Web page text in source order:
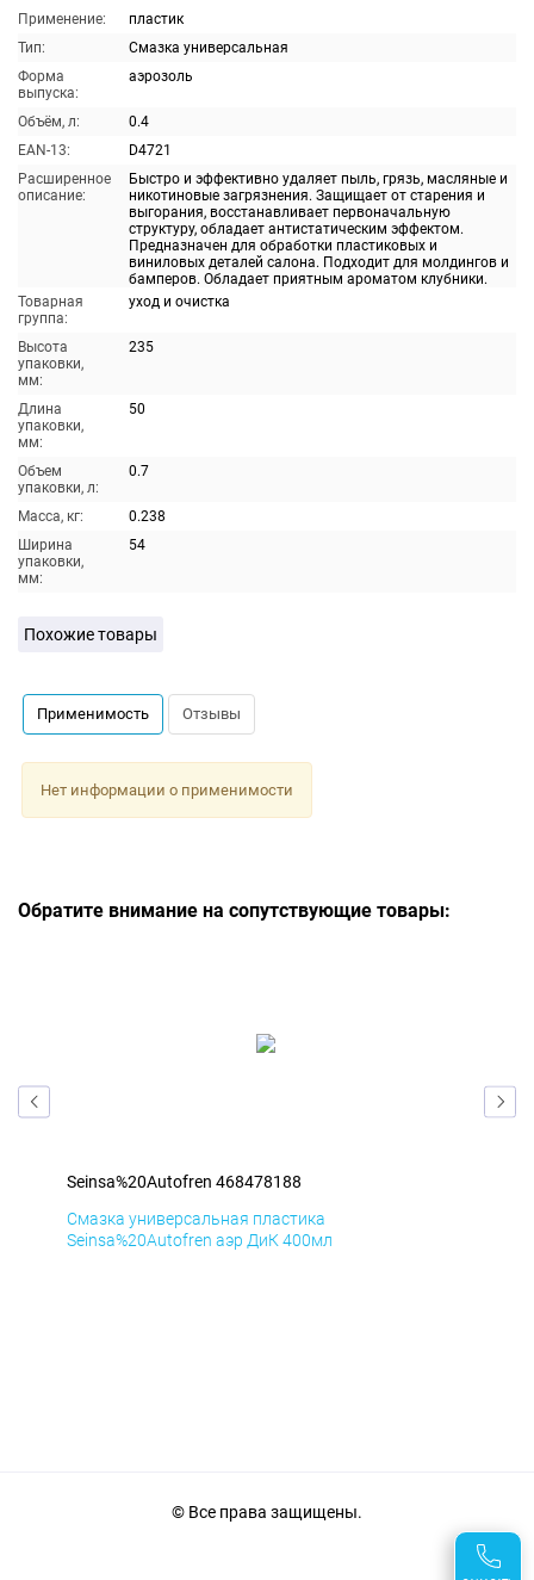
Применение:
пластик
Тип:
Смазка универсальная
Форма
выпуска:
аэрозоль
Объём, л:
0.4
EAN-13:
D4721
Расширенное
описание:
Быстро и эффективно удаляет пыль, грязь, масляные и
никотиновые загрязнения. Защищает от старения и
выгорания, восстанавливает первоначальную
структуру, обладает антистатическим эффектом.
Предназначен для обработки пластиковых и
виниловых деталей салона. Подходит для молдингов и
бамперов. Обладает приятным ароматом клубники.
Товарная
группа:
уход и очистка
Высота
упаковки,
мм:
235
Длина
упаковки,
мм:
50
Объем
упаковки, л:
0.7
Масса, кг:
0.238
Ширина
упаковки,
мм:
54
Похожие товары
Применимость Отзывы
Нет информации о применимости
Обратите внимание на сопутствующие товары:
Seinsa%20Autofren 468478188
Смазка универсальная пластика
Seinsa%20Autofren аэр ДиК 400мл
© Все права защищены.